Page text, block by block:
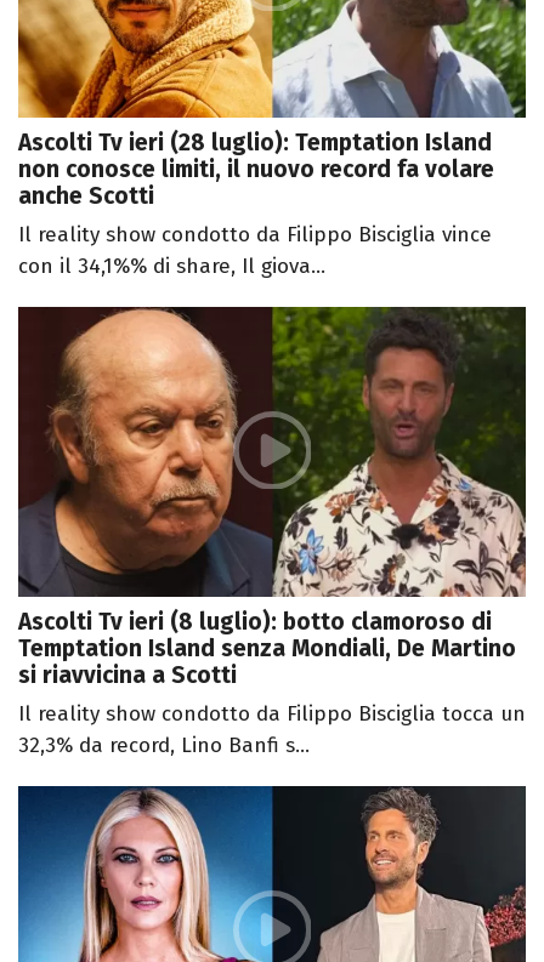
Ascolti Tv ieri (28 luglio): Temptation Island
non conosce limiti, il nuovo record fa volare
anche Scotti
Il reality show condotto da Filippo Bisciglia vince
con il 34,1%% di share, Il giova...
Ascolti Tv ieri (8 luglio): botto clamoroso di
Temptation Island senza Mondiali, De Martino
si riavvicina a Scotti
Il reality show condotto da Filippo Bisciglia tocca un
32,3% da record, Lino Banfi s...